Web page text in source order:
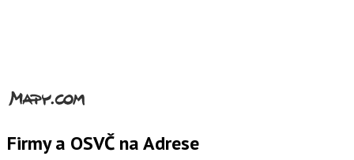
Firmy a OSVČ na Adrese